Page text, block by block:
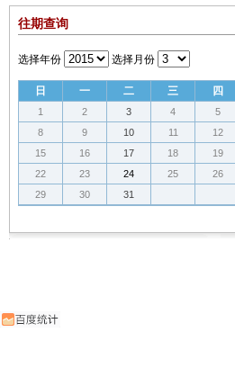
往期查询
选择年份 选择月份
日 一 二 三 四
1 2 3 4 5
8
9 10 11 12
15
16 17 18 19
22
23 24 25 26
29
30 31